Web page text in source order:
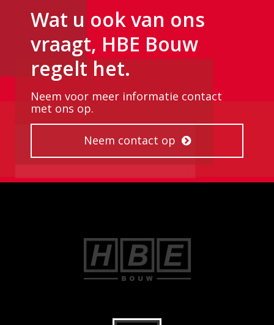
Wat u ook van ons
vraagt, HBE Bouw
regelt het.
Neem voor meer informatie contact
met ons op.
Neem contact op